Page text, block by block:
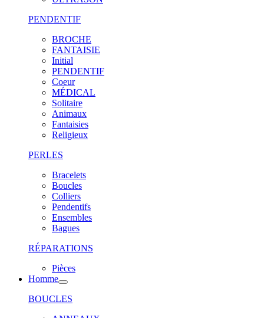
PENDENTIF
BROCHE
FANTAISIE
Initial
PENDENTIF
Coeur
MÉDICAL
Solitaire
Animaux
Fantaisies
Religieux
PERLES
Bracelets
Boucles
Colliers
Pendentifs
Ensembles
Bagues
RÉPARATIONS
Pièces
Homme
BOUCLES